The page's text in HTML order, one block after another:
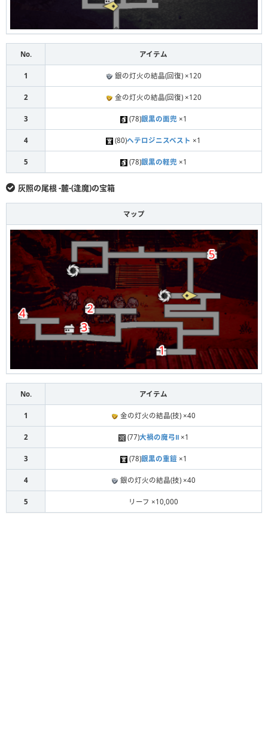
No. アイテム
1 銀の灯火の結晶(回復) ×120
2 金の灯火の結晶(回復) ×120
3 (78)銀黒の面兜 ×1
4 (80)ヘテロジニスベスト ×1
5 (78)銀黒の軽兜 ×1
灰照の尾根 -麓-(逢魔)の宝箱
マップ
No. アイテム
1 金の灯火の結晶(技) ×40
2 (77)大禍の魔弓Ⅱ×1
3 (78)銀黒の重鎧×1
4 銀の灯火の結晶(技) ×40
5 リーフ ×10,000